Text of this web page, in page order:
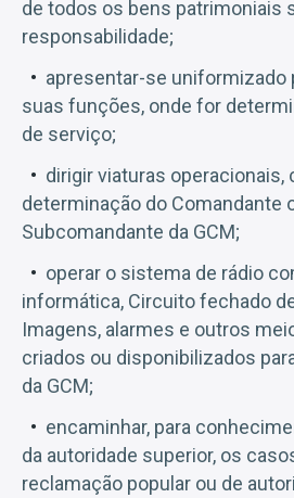
de todos os bens patrimoniais
responsabilidade;
apresentar-se uniformizado
suas funções, onde for
de serviço;
dirigir viaturas operacionais,
determinação do Comandante
Subcomandante da GCM;
operar o sistema de rádio
informática, Circuito fechado
Imagens, alarmes e outros
criados ou disponibilizados
da GCM;
encaminhar, para
da autoridade superior, os
reclamação popular ou de